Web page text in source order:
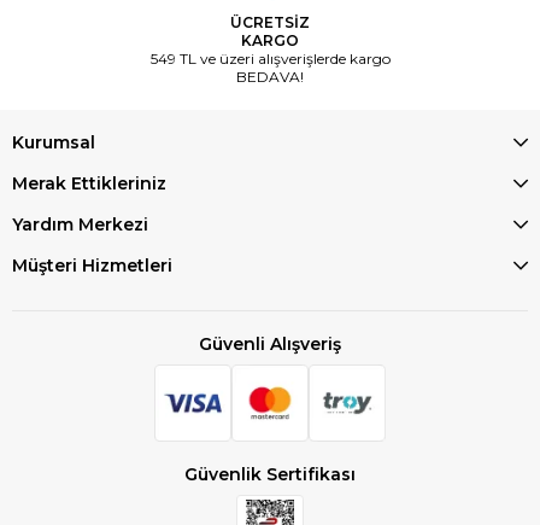
ÜCRETSİZ
KARGO
549 TL ve üzeri alışverişlerde kargo
BEDAVA!
Kurumsal
Merak Ettikleriniz
Yardım Merkezi
Müşteri Hizmetleri
Güvenli Alışveriş
Güvenlik Sertifikası